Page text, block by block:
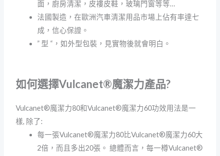
面，廚房清潔，皮褸皮鞋，玻璃門窗等等…
法國製造，在歐洲汽車清潔用品市場上佔有率達七
成，信心保證。
” 型 “，如外型包裝，見實物後就會明白。
如何選擇Vulcanet®魔潔力產品?
Vulcanet®魔潔力80和Vulcanet®魔潔力60功效用法是一
樣, 除了:
每一張Vulcanet®魔潔力80比Vulcanet®魔潔力60大
2倍，而且多出20張。 總體而言，每一樽Vulcanet®